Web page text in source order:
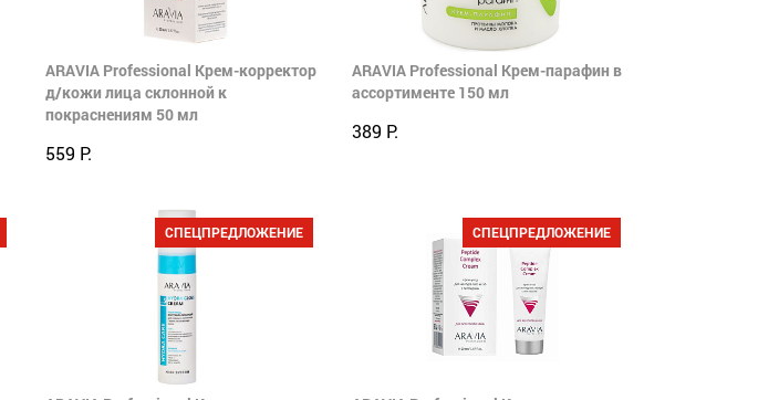
ARAVIA Professional Крем-корректор
д/кожи лица склонной к
покраснениям 50 мл
559 Р.
ARAVIA Professional Крем-парафин в
ассортименте 150 мл
389 Р.
СПЕЦПРЕДЛОЖЕНИЕ СПЕЦПРЕДЛОЖЕНИЕ